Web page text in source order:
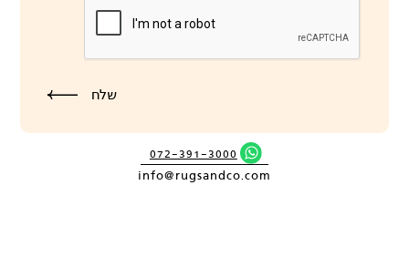
072-391-3000
info@rugsandco.com